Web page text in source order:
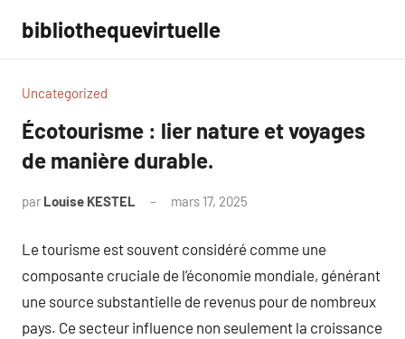
contenu
bibliothequevirtuelle
Uncategorized
Écotourisme : lier nature et voyages
de manière durable.
par Louise KESTEL mars 17, 2025
Le tourisme est souvent considéré comme une
composante cruciale de l’économie mondiale, générant
une source substantielle de revenus pour de nombreux
pays. Ce secteur influence non seulement la croissance